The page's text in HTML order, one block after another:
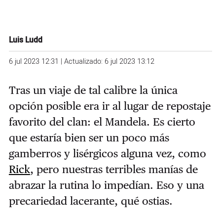
Luis Ludd
6 jul 2023 12:31 | Actualizado: 6 jul 2023 13:12
Tras un viaje de tal calibre la única
opción posible era ir al lugar de repostaje
favorito del clan: el Mandela. Es cierto
que estaría bien ser un poco más
gamberros y lisérgicos alguna vez, como
Rick, pero nuestras terribles manías de
abrazar la rutina lo impedían. Eso y una
precariedad lacerante, qué ostias.